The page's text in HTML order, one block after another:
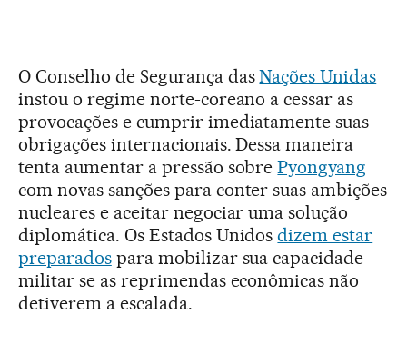
O Conselho de Segurança dasNações Unidas
instou o regime norte-coreano a cessar as
provocações e cumprir imediatamente suas
obrigações internacionais. Dessa maneira
tenta aumentar a pressão sobrePyongyang
com novas sanções para conter suas ambições
nucleares e aceitar negociar uma solução
diplomática. Os Estados Unidosdizem estar
preparadospara mobilizar sua capacidade
militar se as reprimendas econômicas não
detiverem a escalada.